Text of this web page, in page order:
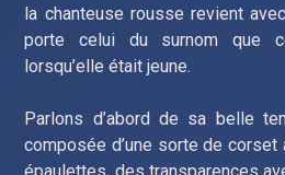
la chanteuse rousse revient
porte celui du surnom que
lorsqu’elle était jeune.
Parlons d’abord de sa belle
composée d’une sorte de